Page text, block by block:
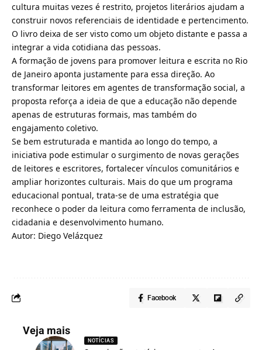
cultura muitas vezes é restrito, projetos literários ajudam a
construir novos referenciais de identidade e pertencimento.
O livro deixa de ser visto como um objeto distante e passa a
integrar a vida cotidiana das pessoas.
A formação de jovens para promover leitura e escrita no Rio
de Janeiro aponta justamente para essa direção. Ao
transformar leitores em agentes de transformação social, a
proposta reforça a ideia de que a educação não depende
apenas de estruturas formais, mas também do
engajamento coletivo.
Se bem estruturada e mantida ao longo do tempo, a
iniciativa pode estimular o surgimento de novas gerações
de leitores e escritores, fortalecer vínculos comunitários e
ampliar horizontes culturais. Mais do que um programa
educacional pontual, trata-se de uma estratégia que
reconhece o poder da leitura como ferramenta de inclusão,
cidadania e desenvolvimento humano.
Autor: Diego Velázquez
Facebook
Veja mais
NOTÍCIAS